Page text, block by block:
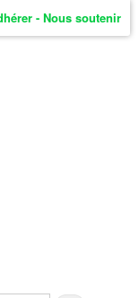
- Nous soutenir